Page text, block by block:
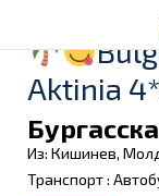
Aktinia
Из: Кишинев,
Транспорт :